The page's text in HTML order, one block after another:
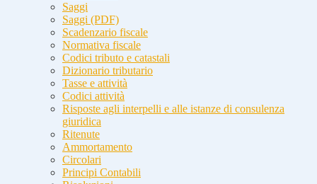
Saggi
Saggi (PDF)
Scadenzario fiscale
Normativa fiscale
Codici tributo e catastali
Dizionario tributario
Tasse e attività
Codici attività
Risposte agli interpelli e alle istanze di consulenza
giuridica
Ritenute
Ammortamento
Circolari
Principi Contabili